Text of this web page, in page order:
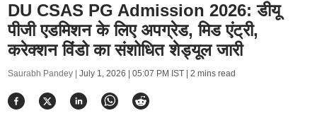
DU CSAS PG Admission 2026: डीयू
पीजी एडमिशन के लिए अपग्रेड, मिड एंट्री,
करेक्शन विंडो का संशोधित शेड्यूल जारी
Saurabh Pandey | July 1, 2026 | 05:07 PM IST| 2 mins read